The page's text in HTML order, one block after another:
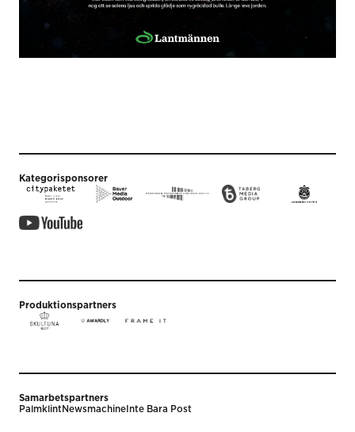
Kategorisponsorer
Produktionspartners
Samarbetspartners
PalmklintNewsmachine Inte Bara Post